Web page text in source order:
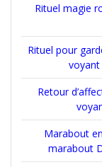
Rituel magie
Rituel pour
Retour
Marabout
marabout